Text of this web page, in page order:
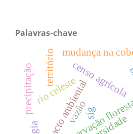
Palavras-chave
conservação
impacto ambientalcenso agrícola
mudança na
rio celeste
precipitação vazão
território
sig